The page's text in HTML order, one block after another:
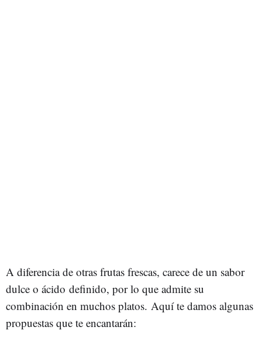
A diferencia de otras frutas frescas, carece de un sabor
dulce o ácido definido, por lo que admite su
combinación en muchos platos. Aquí te damos algunas
propuestas que te encantarán: